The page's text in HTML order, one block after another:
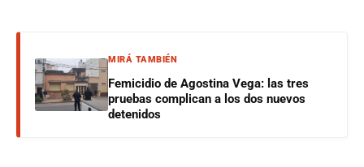
MIRÁ TAMBIÉN
Femicidio de Agostina Vega: las tres
pruebas complican a los dos nuevos
detenidos